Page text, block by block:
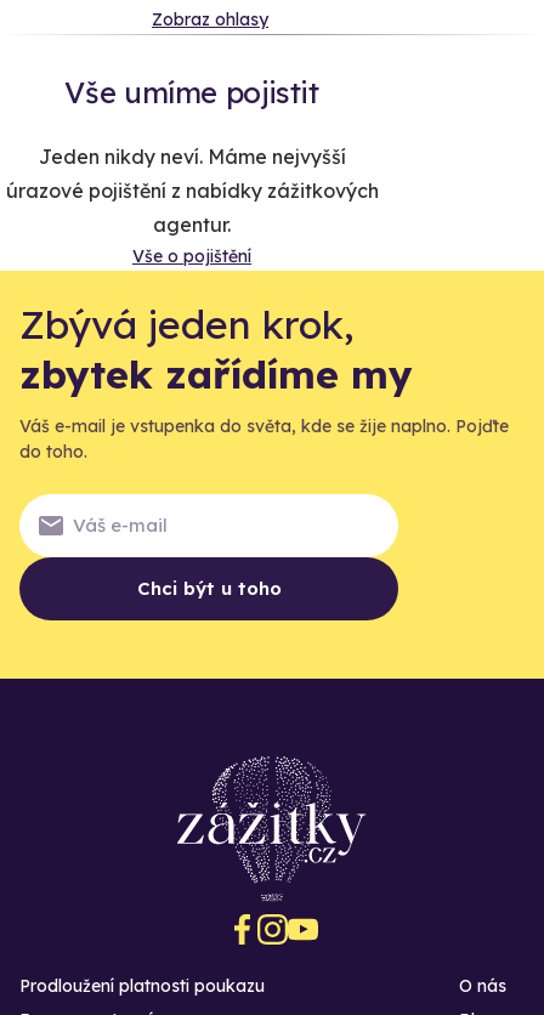
Zobraz ohlasy
Vše umíme pojistit
Jeden nikdy neví. Máme nejvyšší
úrazové pojištění z nabídky zážitkových
agentur.
Vše o pojištění
Zbývá jeden krok,
zbytek zařídíme my
Váš e-mail je vstupenka do světa, kde se žije naplno. Pojďte
do toho.
Chci být u toho
Prodloužení platnosti poukazu
O nás